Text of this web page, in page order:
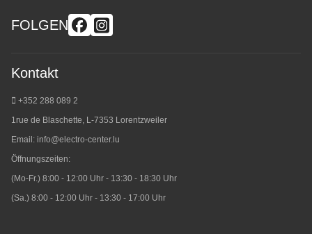
FOLGEN
Kontakt
+352 288 089 2
1rue de Blaschette, L-7353 Lorentzweiler
Email: info@electro-center.lu
Öffnungszeiten:
(Mo-Fr.) 8:00 - 12:00 Uhr - 13:30 - 18:30 Uhr
(Sa.) 8:00 - 12:00 Uhr - 13:30 - 17:00 Uhr